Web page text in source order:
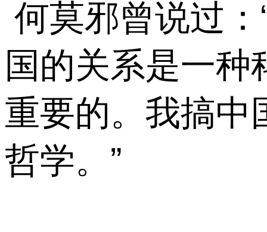
何莫邪曾说过
国的关系是一
重要的。我搞中
哲学。”